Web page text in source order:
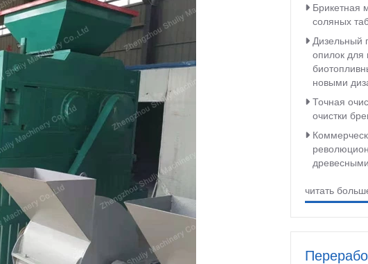
Брикетная
соляных
Дизельный
опилок для
новыми
Точная
очистки
читать